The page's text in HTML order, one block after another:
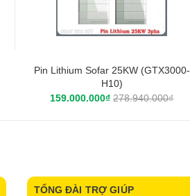
Pin Lithium Sofar 25KW (GTX3000-
H10)
159.000.000₫278.940.000₫
TỔNG ĐÀI TRỢ GIÚP